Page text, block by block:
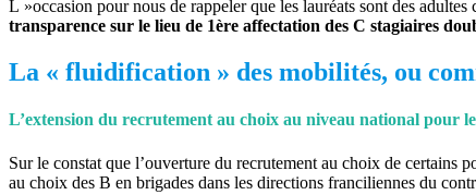
L »occasion pour nous de rappeler que les lauréats sont des
transparence sur le lieu de 1ère affectation des C stagiaires
La « fluidification » des mobilités, ou
L’extension du recrutement au choix au niveau national pour
Sur le constat que l’ouverture du recrutement au choix de
au choix des B en brigades dans les directions franciliennes du